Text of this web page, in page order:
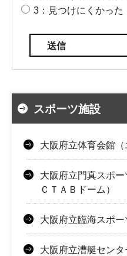
3：見つけにくかった
スポーツ施設
大阪府立体育会館（
大阪府立門真スポ
ＣＴＡＢドーム）
大阪府立臨海スポ
大阪府立漕艇センタ